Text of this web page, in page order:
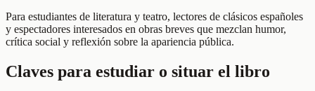
Para estudiantes de literatura y teatro, lectores de clásicos españoles
y espectadores interesados en obras breves que mezclan humor,
crítica social y reflexión sobre la apariencia pública.
Claves para estudiar o situar el libro